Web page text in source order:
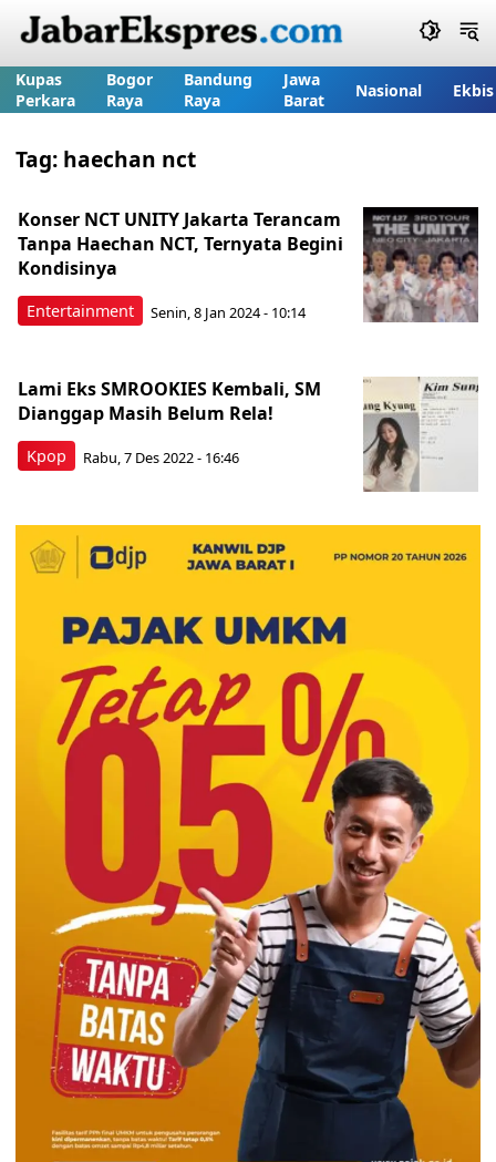
Kupas
Perkara
Bogor
Raya
Bandung
Raya
Jawa
Barat
Nasional Ekbis
Tag: haechan nct
Entertainment
Konser NCT UNITY Jakarta Terancam
Tanpa Haechan NCT, Ternyata Begini
Kondisinya
Senin, 8 Jan 2024 - 10:14
Kpop
Lami Eks SMROOKIES Kembali, SM
Dianggap Masih Belum Rela!
Rabu, 7 Des 2022 - 16:46